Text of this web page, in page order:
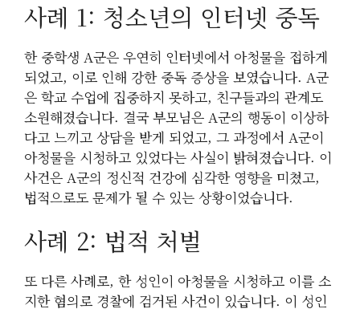
사례 1: 청소년의 인터넷 중독
한 중학생 A군은 우연히 인터넷에서 아청물을 접하게
되었고, 이로 인해 강한 중독 증상을 보였습니다. A군
은 학교 수업에 집중하지 못하고, 친구들과의 관계도
소원해졌습니다. 결국 부모님은 A군의 행동이 이상하
다고 느끼고 상담을 받게 되었고, 그 과정에서 A군이
아청물을 시청하고 있었다는 사실이 밝혀졌습니다. 이
사건은 A군의 정신적 건강에 심각한 영향을 미쳤고,
법적으로도 문제가 될 수 있는 상황이었습니다.
사례 2: 법적 처벌
또 다른 사례로, 한 성인이 아청물을 시청하고 이를 소
지한 혐의로 경찰에 검거된 사건이 있습니다. 이 성인